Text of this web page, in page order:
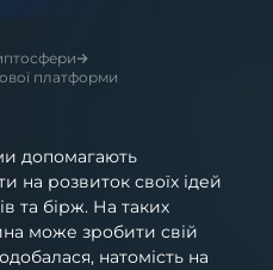
платформи
допомагають
на розвиток своїх ідей
та бірж. На таких
може зробити свій
натомість на